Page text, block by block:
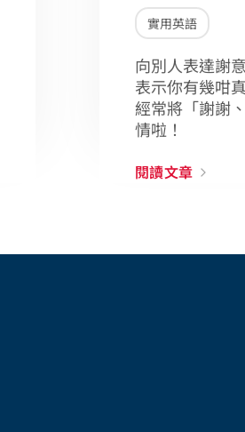
實用英語
向別人表達謝
表示你有幾咁
經常將「謝謝
情啦！
閱讀文章